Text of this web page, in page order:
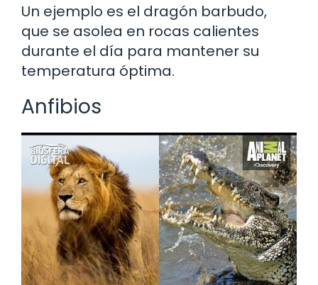
Un ejemplo es el dragón barbudo,
que se asolea en rocas calientes
durante el día para mantener su
temperatura óptima.
Anfibios